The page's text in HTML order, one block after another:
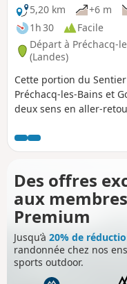
5,20 km
+6 m
1h 30
Facile
Départ à Préchacq-
(Landes)
Cette portion du
Préchacq-les-Bains et
deux sens en aller-
Des offres
aux membres
Premium
Jusqu’à 20% de
randonnée chez nos
sports outdoor.